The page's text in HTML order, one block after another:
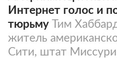
Интернет голос и
тюрьму Тим
житель
Сити, штат